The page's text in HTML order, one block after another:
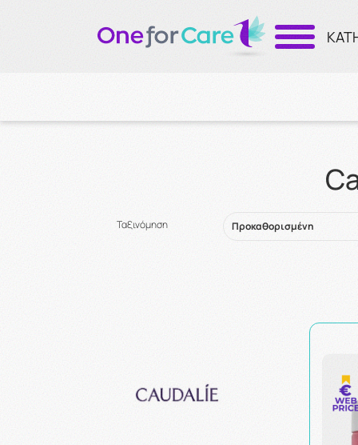
Ταξινόμηση